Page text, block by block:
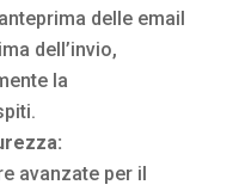
delle email
dell’invio,
la
avanzate per il